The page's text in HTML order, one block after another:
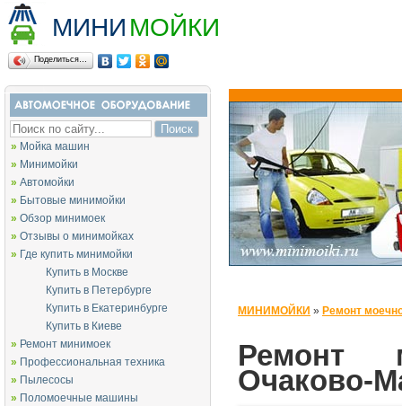
МИНИ МОЙКИ
Поделиться…
» Мойка машин
» Минимойки
» Автомойки
» Бытовые минимойки
» Обзор минимоек
» Отзывы о минимойках
» Где купить минимойки
Купить в Москве
Купить в Петербурге
Купить в Екатеринбурге
Купить в Киеве
» Ремонт минимоек
» Профессиональная техника
» Пылесосы
» Поломоечные машины
МИНИМОЙКИ » Ремонт
Ремонт
Очаково-